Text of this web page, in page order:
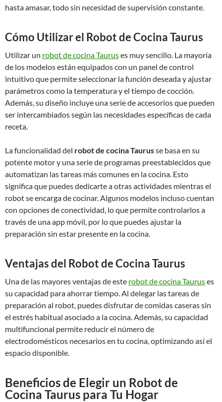
hasta amasar, todo sin necesidad de supervisión constante.
Cómo Utilizar el Robot de Cocina Taurus
Utilizar un robot de cocina Tauruses muy sencillo. La mayoría
de los modelos están equipados con un panel de control
intuitivo que permite seleccionar la función deseada y ajustar
parámetros como la temperatura y el tiempo de cocción.
Además, su diseño incluye una serie de accesorios que pueden
ser intercambiados según las necesidades específicas de cada
receta.
La funcionalidad del robot de cocina Taurusse basa en su
potente motor y una serie de programas preestablecidos que
automatizan las tareas más comunes en la cocina. Esto
significa que puedes dedicarte a otras actividades mientras el
robot se encarga de cocinar. Algunos modelos incluso cuentan
con opciones de conectividad, lo que permite controlarlos a
través de una app móvil, por lo que puedes ajustar la
preparación sin estar presente en la cocina.
Ventajas del Robot de Cocina Taurus
Una de las mayores ventajas de este robot de cocina Tauruses
su capacidad para ahorrar tiempo. Al delegar las tareas de
preparación al robot, puedes disfrutar de comidas caseras sin
el estrés habitual asociado a la cocina. Además, su capacidad
multifuncional permite reducir el número de
electrodomésticos necesarios en tu cocina, optimizando así el
espacio disponible.
Beneficios de Elegir un Robot de
Cocina Taurus para Tu Hogar